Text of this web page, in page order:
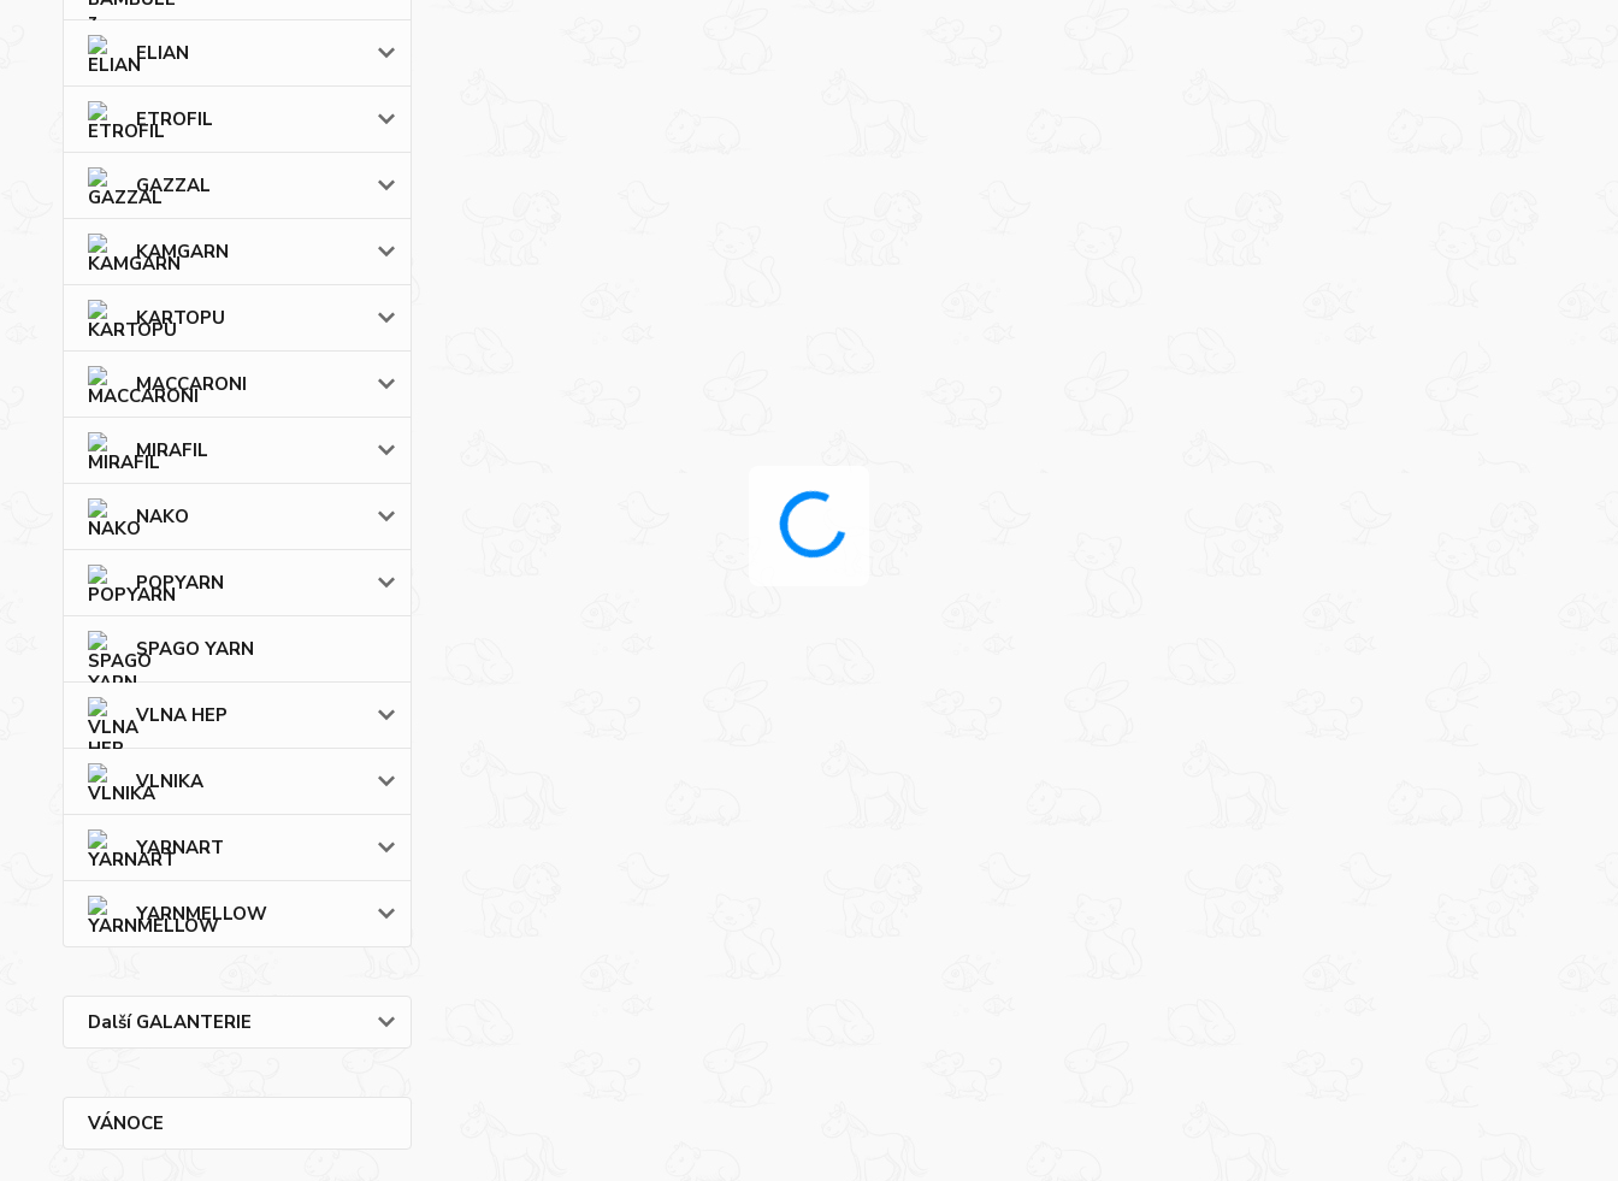
ELIAN
ETROFIL
GAZZAL
KAMGARN
KARTOPU
MACCARONI
MIRAFIL
NAKO
POPYARN
SPAGO YARN
VLNA HEP
VLNIKA
YARNART
YARNMELLOW
Další GALANTERIE
VÁNOCE